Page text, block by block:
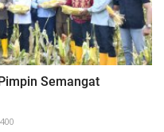
Semangat
400